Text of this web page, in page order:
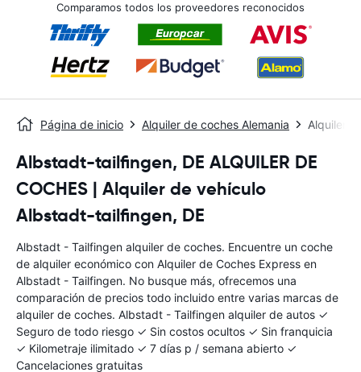
Comparamos todos los proveedores reconocidos
Página de inicio Alquiler de coches Alemania Alquiler
Albstadt-tailfingen, DE ALQUILER DE
COCHES | Alquiler de vehículo
Albstadt-tailfingen, DE
Albstadt - Tailfingen alquiler de coches. Encuentre un coche
de alquiler económico con Alquiler de Coches Express en
Albstadt - Tailfingen. No busque más, ofrecemos una
comparación de precios todo incluido entre varias marcas de
alquiler de coches. Albstadt - Tailfingen alquiler de autos ✓
Seguro de todo riesgo ✓ Sin costos ocultos ✓ Sin franquicia
✓ Kilometraje ilimitado ✓ 7 días p / semana abierto ✓
Cancelaciones gratuitas